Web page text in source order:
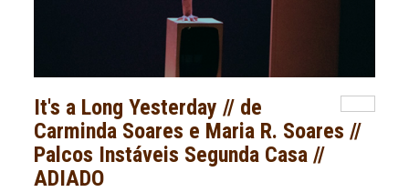
It's a Long Yesterday // de
Carminda Soares e Maria R. Soares //
Palcos Instáveis Segunda Casa //
ADIADO